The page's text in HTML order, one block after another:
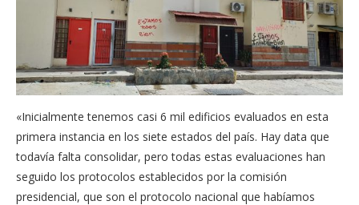
«Inicialmente tenemos casi 6 mil edificios evaluados en esta
primera instancia en los siete estados del país. Hay data que
todavía falta consolidar, pero todas estas evaluaciones han
seguido los protocolos establecidos por la comisión
presidencial, que son el protocolo nacional que habíamos